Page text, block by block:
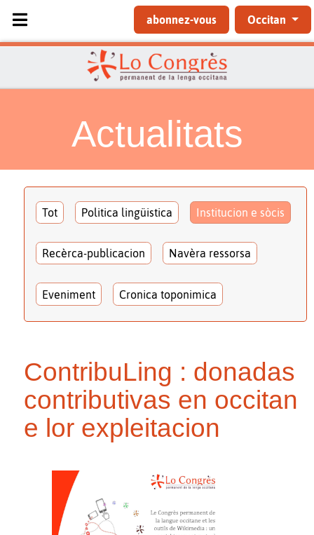
Sélectionnez votre langue
abonnez-vous Occitan
Actualitats
Tot Politica lingüistica Institucion e sòcis
Recèrca-publicacion Navèra ressorsa
Eveniment Cronica toponimica
ContribuLing : donadas
contributivas en occitan
e lor expleitacion